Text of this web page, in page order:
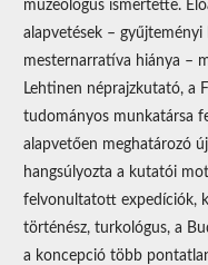
muzeológus ismertette.
alapvetések –
mesternarratíva hiánya –
Lehtinen néprajzkutató, a
tudományos munkatársa
alapvetően meghatározó
hangsúlyozta a kutatói
felvonultatott expedíciók,
történész, turkológus, a
a koncepció több